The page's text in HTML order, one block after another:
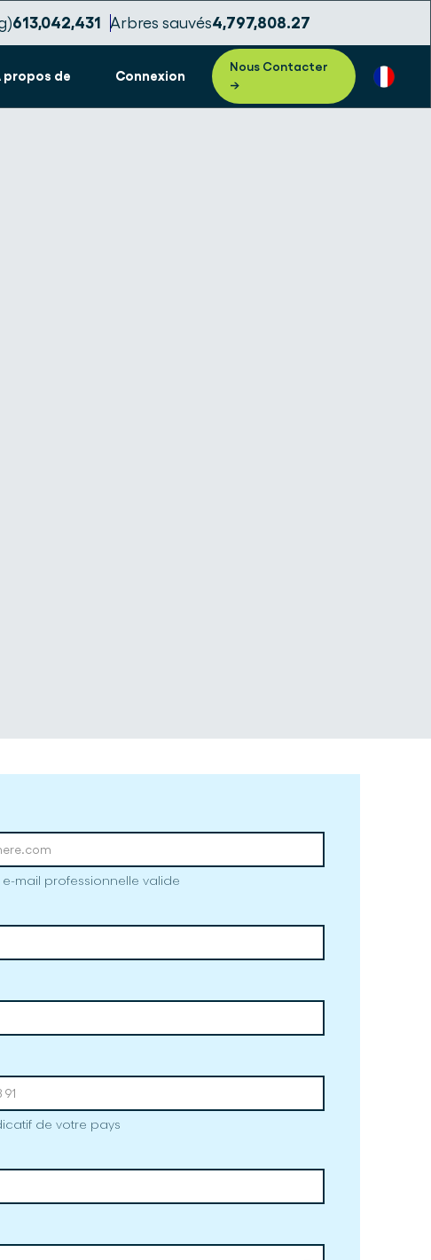
613,042,432 Arbres sauvés4,797,808.28
propos de Connexion
Nous Contacter
→
mail professionnelle valide
de votre pays